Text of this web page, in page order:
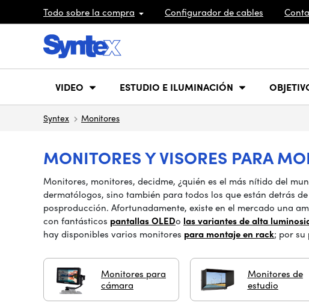
Todo sobre la compra Configurador de cables
VIDEO ESTUDIO E ILUMINACIÓN
Syntex Monitores
MONITORES Y VISORES PARA
Monitores, monitores, decidme, ¿quién es el más nítido del
dermatólogos, sino también para todos los que están detrás
posproducción. Afortunadamente, existe en el mercado una
con fantásticos pantallas OLEDo las variantes de alta
hay disponibles varios monitores para montaje en rack; por su
Monitores para
cámara
Monitores de
estudio